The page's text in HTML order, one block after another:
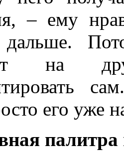
– ему
дальше.
на
его уже